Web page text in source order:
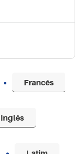
Francês
Inglês